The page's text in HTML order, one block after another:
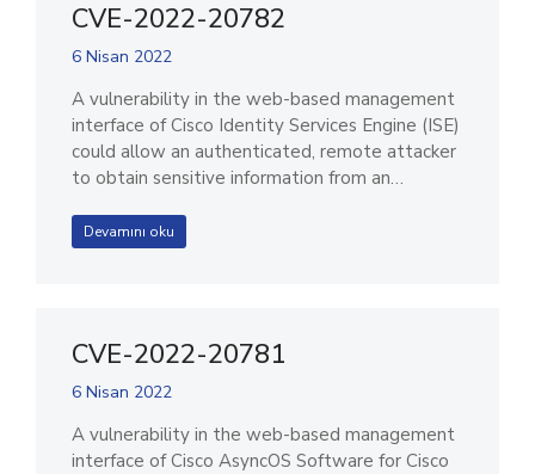
CVE-2022-20782
6 Nisan 2022
A vulnerability in the web-based management
interface of Cisco Identity Services Engine (ISE)
could allow an authenticated, remote attacker
to obtain sensitive information from an…
Devamını oku
CVE-2022-20781
6 Nisan 2022
A vulnerability in the web-based management
interface of Cisco AsyncOS Software for Cisco